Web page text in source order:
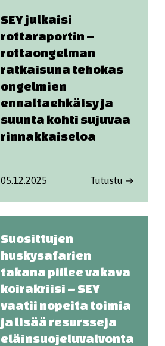
SEY julkaisi
rottaraportin –
rottaongelman
ratkaisuna tehokas
ongelmien
ennaltaehkäisy ja
suunta kohti sujuvaa
rinnakkaiseloa
05.12.2025 Tutustu →
Suosittujen
huskysafarien
takana piilee vakava
koirakriisi – SEY
vaatii nopeita toimia
ja lisää resursseja
eläinsuojeluvalvonta